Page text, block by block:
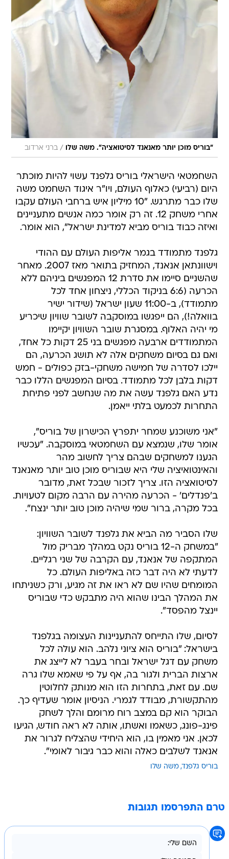
"בוריס מוכן יותר מאנאנד לסיטואציה". משה שלו / ברני ארדוב
השחמטאי הישראלי בוריס גלפנד עשוי להיות מוכתר
היום (רביעי) כאלוף העולם, ויו"ר איגוד השחמט משה
שלו כבר מתרגש. "10 מיליון איש ברחבי העולם עקבו
אחרי משחק 12. זה רק אומר כמה אנשים מתעניינים
ואיזה כבוד בוריס מביא למדינת ישראל", הוא אומר.
גלפנד מתמודד בגמר אליפות העולם עם ההודי
וישוונתאן אנאנד, המחזיק בתואר מאז 2007. מאחר
שהשניים סיימו את סדרת 12 המפגשים ביניהם ללא
הכרעה (6:6 בניקוד הכללי, ניצחון אחד לכל
מתמודד), ב-11:00 שעון ישראל (שידור ישיר
בוואלה!), הם ייפגשו במוסקבה לשובר שוויון שיכריע
מי יהיה האלוף. במסגרת שובר השוויון יקיימו
המתמודדים ארבעה מפגשים בני 25 דקות כל אחד,
ואם גם בסיום משחקים אלה לא תושג הכרעה, הם
יילכו לסדרה של חמישה משחקי-בזק כפולים - חמש
דקות בלבן לכל מתמודד. בסיום המפגשים הללו כבר
נדע האם גלפנד עשה את מה שנחשב לפני פתיחת
התחרות לכמעט בלתי ייאמן.
"אני משוכנע שמחר יתפרץ הכישרון של בוריס",
אומר שלו, שנמצא עם השחמטאי במוסקבה. "עכשיו
הגענו למשחקים שבהם צריך לחשוב מהר
והאינטואיציה שלי היא שבוריס מוכן טוב יותר מאנאנד
לסיטואציה הזו. צריך לזכור שבכל זאת, מדובר
ב'פנדלים' - הכרעה מהירה עם הרבה מקום לטעויות.
בכל מקרה, ברור שמי שיהיה מוכן טוב יותר ינצח".
שלו הסביר מה הביא את גלפנד לשובר השוויון:
"במשחק ה-12 בוריס נקט במהלך מבריק מול
המתקפה של אנאנד, עם הקרבה של שני רגליים.
לדעתי לא היה דבר כזה באליפות העולם. כל
המומחים שהיו שם לא ראו את זה מגיע, ורק כשניתחו
את המהלך הבינו שהוא היה מתבקש כדי שבוריס
יינצל מהפסד".
לסיום, שלו התייחס להתעניינות העצומה בגלפנד
בישראל: "בוריס הוא ציוני נלהב. הוא עולה לכל
משחק עם דגל ישראל ובחר בעבר לא לייצג את
ארצות הברית ולגור בה, אף על פי שאמא שלו גרה
שם. עם זאת, בתחרות הזו הוא מנותק לחלוטין
מהתקשורת, מבודד לגמרי. הניסיון אומר שעדיף כך.
הבוקר הוא קם במצב רוח מרומם והלך לשחק
פינג-פונג, כשאמו ואשתו, אותה לא ראה חודש, הגיעו
לכאן. אני מאמין בו, הוא היחידי שהצליח לגרור את
אנאנד לשלבים כאלה והוא כבר גיבור לאומי".
בוריס גלפנד משה שלו
טרם התפרסמו תגובות